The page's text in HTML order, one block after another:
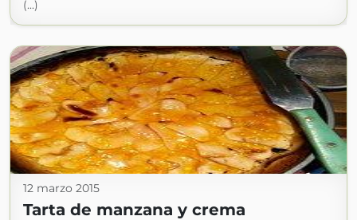
(...)
12 marzo 2015
Tarta de manzana y crema